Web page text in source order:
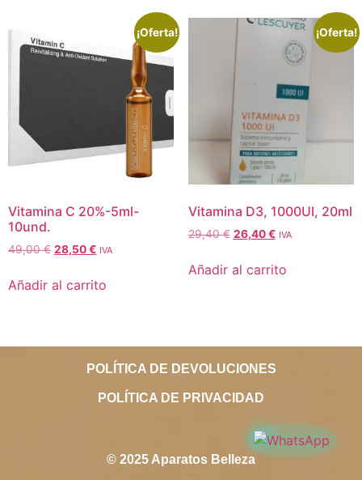
¡Oferta!
Vitamina C 20%-5ml-
10und.
49,00€ 28,50€ IVA
Añadir al carrito
¡Oferta!
Vitamina D3, 1000UI, 20ml
29,40€ 26,40€ IVA
Añadir al carrito
POLÍTICA DE DEVOLUCIONES
POLÍTICA DE PRIVACIDAD
© 2025 Aparatos Belleza